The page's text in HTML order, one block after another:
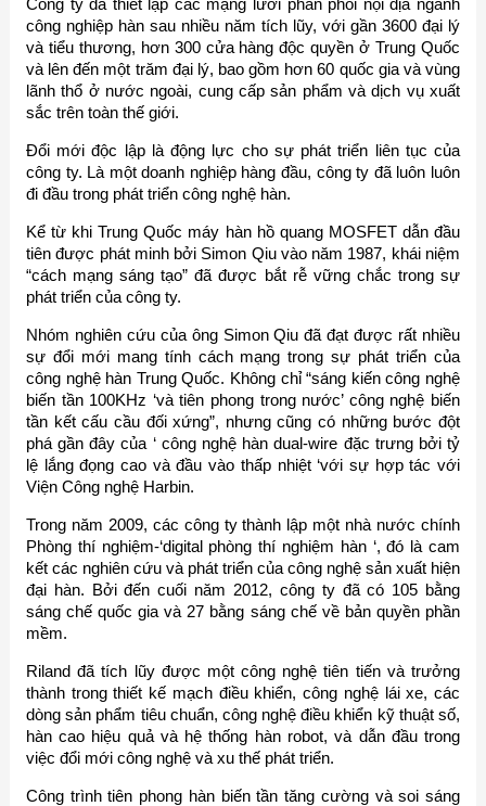
Công ty đã thiết lập các mạng lưới phân phối nội địa ngành
công nghiệp hàn sau nhiều năm tích lũy, với gần 3600 đại lý
và tiểu thương, hơn 300 cửa hàng độc quyền ở Trung Quốc
và lên đến một trăm đại lý, bao gồm hơn 60 quốc gia và vùng
lãnh thổ ở nước ngoài, cung cấp sản phẩm và dịch vụ xuất
sắc trên toàn thế giới.
Đổi mới độc lập là động lực cho sự phát triển liên tục của
công ty. Là một doanh nghiệp hàng đầu, công ty đã luôn luôn
đi đầu trong phát triển công nghệ hàn.
Kể từ khi Trung Quốc máy hàn hồ quang MOSFET dẫn đầu
tiên được phát minh bởi Simon Qiu vào năm 1987, khái niệm
“cách mạng sáng tạo” đã được bắt rễ vững chắc trong sự
phát triển của công ty.
Nhóm nghiên cứu của ông Simon Qiu đã đạt được rất nhiều
sự đổi mới mang tính cách mạng trong sự phát triển của
công nghệ hàn Trung Quốc. Không chỉ “sáng kiến ​​công nghệ
biến tần 100KHz ‘và tiên phong trong nước’ công nghệ biến
tần kết cấu cầu đối xứng”, nhưng cũng có những bước đột
phá gần đây của ‘ công nghệ hàn dual-wire đặc trưng bởi tỷ
lệ lắng đọng cao và đầu vào thấp nhiệt ‘với sự hợp tác với
Viện Công nghệ Harbin.
Trong năm 2009, các công ty thành lập một nhà nước chính
Phòng thí nghiệm-‘digital phòng thí nghiệm hàn ‘, đó là cam
kết các nghiên cứu và phát triển của công nghệ sản xuất hiện
đại hàn. Bởi đến cuối năm 2012, công ty đã có 105 bằng
sáng chế quốc gia và 27 bằng sáng chế về bản quyền phần
mềm.
Riland đã tích lũy được một công nghệ tiên tiến và trưởng
thành trong thiết kế mạch điều khiển, công nghệ lái xe, các
dòng sản phẩm tiêu chuẩn, công nghệ điều khiển kỹ thuật số,
hàn cao hiệu quả và hệ thống hàn robot, và dẫn đầu trong
việc đổi mới công nghệ và xu thế phát triển.
Công trình tiên phong hàn biến tần tăng cường và soi sáng